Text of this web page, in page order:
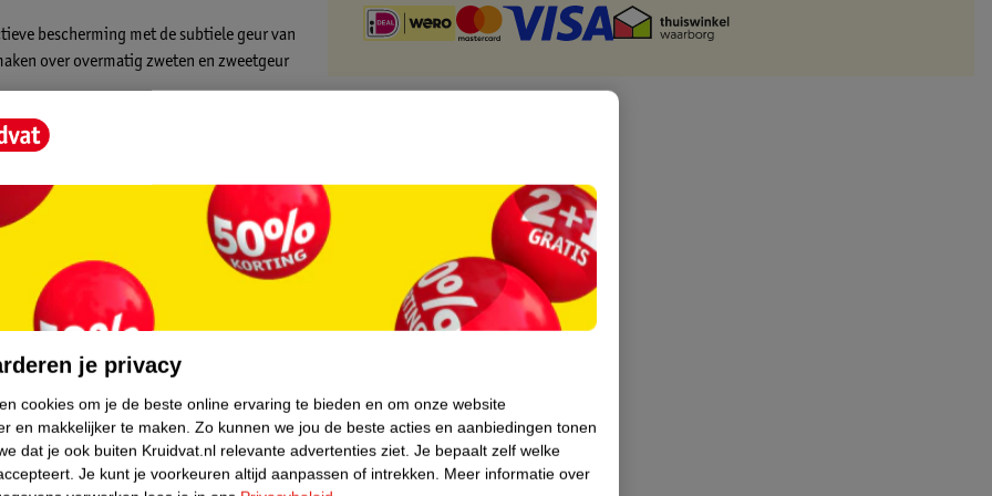
bescherming met de subtiele geur van
over overmatig zweten en zweetgeur
Spray:
van je droge en gereinigde oksel.
je privacy
cookies om je de beste online ervaring te bieden en om onze website
en makkelijker te maken. Zo kunnen we jou de beste acties en aanbiedingen tonen
dat je ook buiten Kruidvat.nl relevante advertenties ziet. Je bepaalt zelf welke
Je kunt je voorkeuren altijd aanpassen of intrekken. Meer informatie over